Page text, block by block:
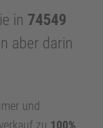
in 74549
aber darin
und
zu 100%